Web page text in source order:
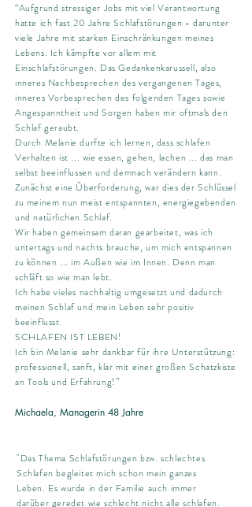
Michaela, Managerin 48 Jahre
"Das Thema Schlafstörungen bzw. schlechtes
Schlafen begleitet mich schon mein ganzes
Leben. Es wurde in der Familie auch immer
darüber geredet wie schlecht nicht alle schlafen.
“Aufgrund stressiger Jobs mit viel Verantwortung
hatte ich fast 20 Jahre Schlafstörungen - darunter
viele Jahre mit starken Einschränkungen meines
Lebens. Ich kämpfte vor allem mit
Einschlafstörungen. Das Gedankenkarussell, also
inneres Nachbesprechen des vergangenen Tages,
inneres Vorbesprechen des folgenden Tages sowie
Angespanntheit und Sorgen haben mir oftmals den
Schlaf geraubt.
Durch Melanie durfte ich lernen, dass schlafen
Verhalten ist ... wie essen, gehen, lachen ... das man
selbst beeinflussen und demnach verändern kann.
Zunächst eine Überforderung, war dies der Schlüssel
zu meinem nun meist entspannten, energiegebenden
und natürlichen Schlaf.
Wir haben gemeinsam daran gearbeitet, was ich
untertags und nachts brauche, um mich entspannen
zu können ... im Außen wie im Innen. Denn man
schläft so wie man lebt.
Ich habe vieles nachhaltig umgesetzt und dadurch
meinen Schlaf und mein Leben sehr positiv
beeinflusst.
SCHLAFEN IST LEBEN!
Ich bin Melanie sehr dankbar für ihre Unterstützung:
professionell, sanft, klar mit einer großen Schatzkiste
an Tools und Erfahrung!”